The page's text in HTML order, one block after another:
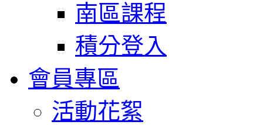
南區課程
積分登入
會員專區
活動花絮